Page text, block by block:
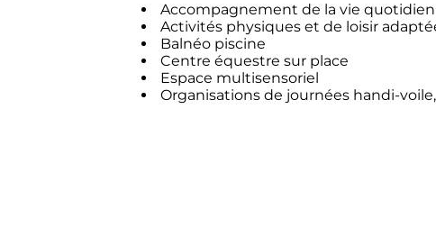
Accompagnement de la vie
Activités physiques et de loisir
Balnéo piscine
Centre équestre sur place
Espace multisensoriel
Organisations de journées handi-